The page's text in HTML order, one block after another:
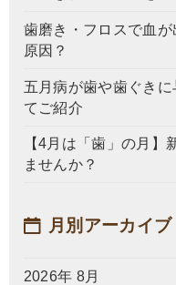
歯磨き・フロスで血
原因？
五月病が歯や歯ぐき
てご紹介
【4月は「歯」の月】
ませんか？
月別アーカイブ
2026年 8月